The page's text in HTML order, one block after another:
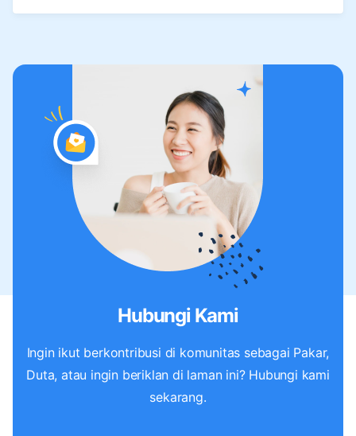
Hubungi Kami
Ingin ikut berkontribusi di komunitas sebagai Pakar,
Duta, atau ingin beriklan di laman ini? Hubungi kami
sekarang.